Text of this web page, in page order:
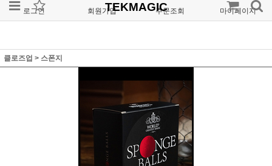
로그인 회원가입 주문조회 마이페이지
TEKMAGIC
클로즈업 > 스폰지